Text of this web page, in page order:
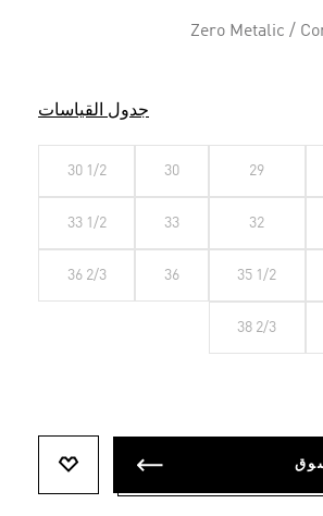
Zero Metalic /
جدول القياسات
29
30
30 1/2
32
33
33 1/2
35 1/2
36
36 2/3
38 2/3